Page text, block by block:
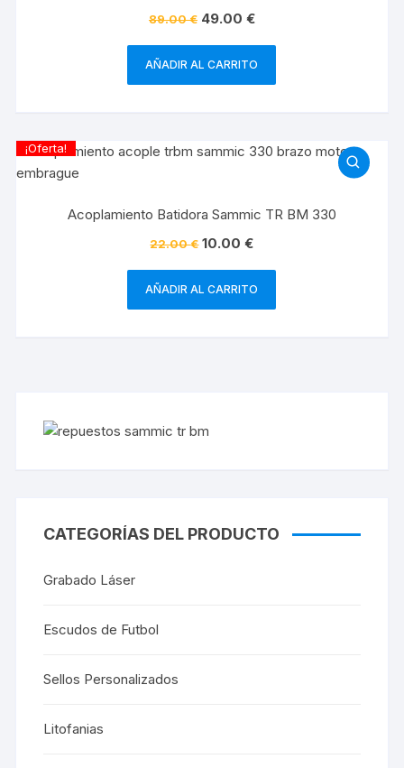
89.00€ 49.00 €
AÑADIR AL CARRITO
¡Oferta!
Acoplamiento Batidora Sammic TR BM 330
22.00€ 10.00€
AÑADIR AL CARRITO
CATEGORÍAS DEL PRODUCTO
Grabado Láser
Escudos de Futbol
Sellos Personalizados
Litofanias